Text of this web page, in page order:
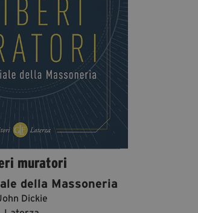
Trame
Civiche
muratori
della Massoneria
Dickie